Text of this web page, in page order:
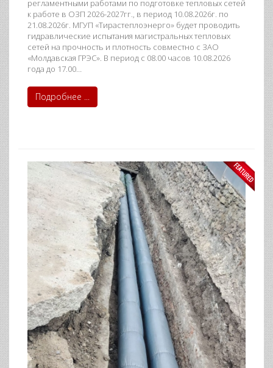
регламентными работами по подготовке тепловых сетей
к работе в ОЗП 2026-2027гг., в период 10.08.2026г. по
21.08.2026г. МГУП «Тирастеплоэнерго» будет проводить
гидравлические испытания магистральных тепловых
сетей на прочность и плотность совместно с ЗАО
«Молдавская ГРЭС». В период с 08.00 часов 10.08.2026
года до 17.00…
Подробнее ...